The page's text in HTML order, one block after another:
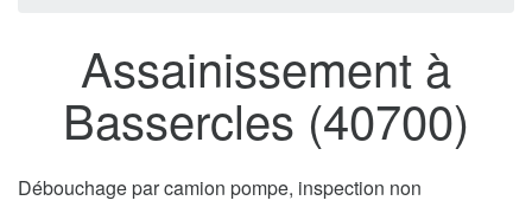
Assainissement à
Bassercles (40700)
Débouchage par camion pompe, inspection non